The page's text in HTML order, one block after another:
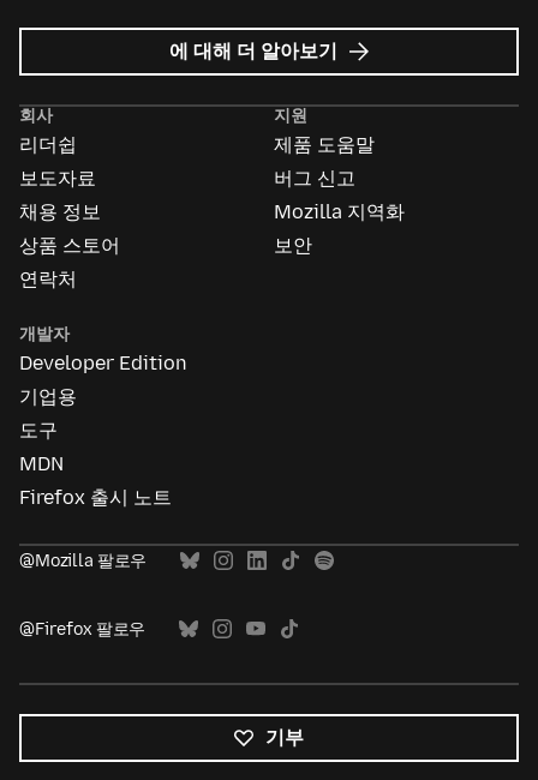
Mozilla
Ads
에 대해 더 알아보기
회사
리더쉽
보도자료
채용 정보
상품 스토어
연락처
지원
제품 도움말
버그 신고
Mozilla 지역화
보안
개발자
Developer Edition
기업용
도구
MDN
Firefox 출시 노트
@Mozilla 팔로우
@Firefox 팔로우
기부